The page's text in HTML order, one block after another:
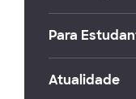
Para
Atualidade